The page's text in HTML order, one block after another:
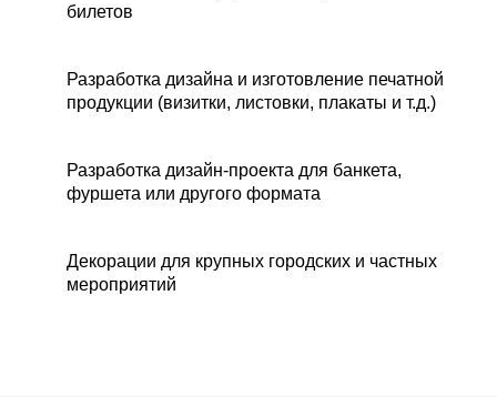
билетов
Разработка дизайна и изготовление печатной
продукции (визитки, листовки, плакаты и т.д.)
Разработка дизайн-проекта для банкета,
фуршета или другого формата
Декорации для крупных городских и частных
мероприятий